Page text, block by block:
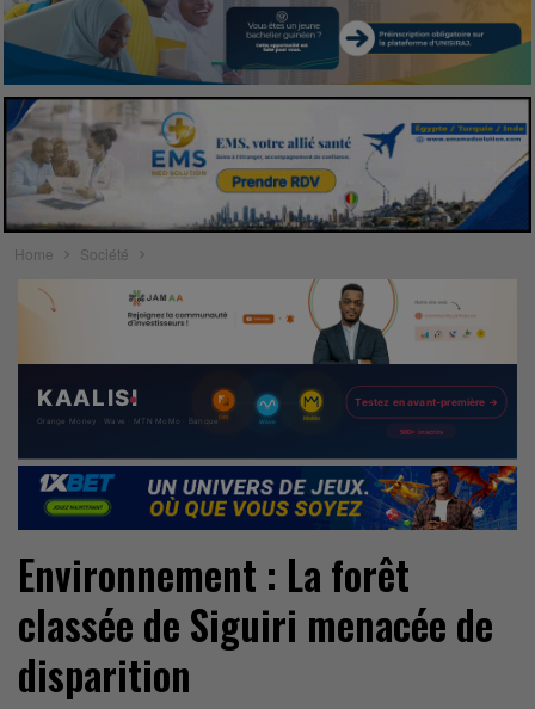
Home Société
Environnement : La forêt
classée de Siguiri menacée de
disparition